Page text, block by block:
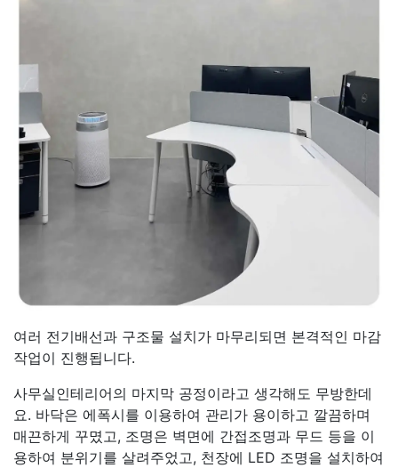
여러 전기배선과 구조물 설치가 마무리되면 본격적인 마감
작업이 진행됩니다.
사무실인테리어의 마지막 공정이라고 생각해도 무방한데
요. 바닥은 에폭시를 이용하여 관리가 용이하고 깔끔하며
매끈하게 꾸몄고, 조명은 벽면에 간접조명과 무드 등을 이
용하여 분위기를 살려주었고, 천장에 LED 조명을 설치하여